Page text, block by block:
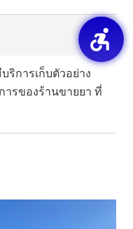
ริการเก็บตัวอย่าง
ารของร้านขายยา ที่